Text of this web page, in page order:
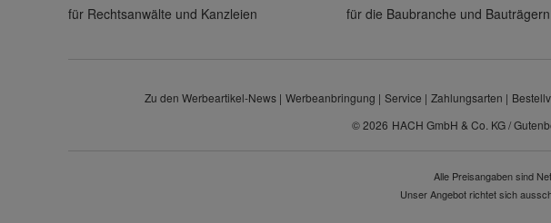
für Rechtsanwälte und Kanzleien
für die Baubranche und Bauträgern
Zu den Werbeartikel-News Werbeanbringung Service Zahlungsarten
© 2026 HACH GmbH & Co. KG /
Alle Preisangaben sind
Unser Angebot richtet sich